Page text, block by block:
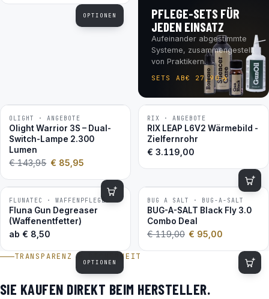
OPTIONEN
PFLEGE-SETS FÜR
JEDEN EINSATZ
Aufeinander abgestimmte
Systeme, zusammengestellt
von Praktikern.
SETS AB€ 27,90
−40 %
OLIGHT · ANGEBOTE
Olight Warrior 3S – Dual-
Switch-Lampe 2.300
Lumen
€143,95 € 85,95
RIX · ANGEBOTE
RIX LEAP L6V2 Wärmebild -
Zielfernrohr
€ 3.119,00
BESTSELLER
FLUNATEC · WAFFENPFLEGE
Fluna Gun Degreaser
(Waffenentfetter)
ab € 8,50
OPTIONEN
−20 %
2ER-SET
BUG A SALT · BUG-A-SALT
BUG-A-SALT Black Fly 3.0
Combo Deal
€119,00 € 95,00
TRANSPARENZ & SICHERHEIT
SIE KAUFEN DIREKT BEIM HERSTELLER.